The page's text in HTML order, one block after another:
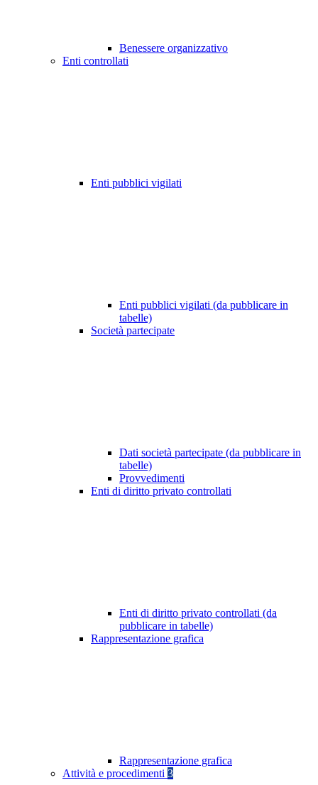
Benessere organizzativo
Enti controllati
Enti pubblici vigilati
Enti pubblici vigilati (da pubblicare in
tabelle)
Società partecipate
Dati società partecipate (da pubblicare in
tabelle)
Provvedimenti
Enti di diritto privato controllati
Enti di diritto privato controllati (da
pubblicare in tabelle)
Rappresentazione grafica
Rappresentazione grafica
Attività e procedimenti 3